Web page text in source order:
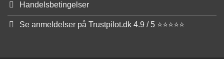
Handelsbetingelser
Se anmeldelser på Trustpilot.dk 4.9 / 5 ⭐⭐⭐⭐⭐